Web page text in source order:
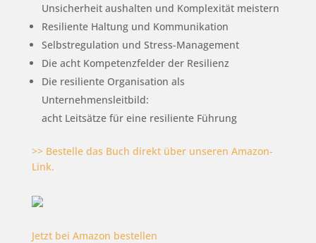
Unsicherheit aushalten und Komplexität meistern
Resiliente Haltung und Kommunikation
Selbstregulation und Stress-Management
Die acht Kompetenzfelder der Resilienz
Die resiliente Organisation als
Unternehmensleitbild:
acht Leitsätze für eine resiliente Führung
>> Bestelle das Buch direkt über unseren Amazon-
Link.
Jetzt bei Amazon bestellen